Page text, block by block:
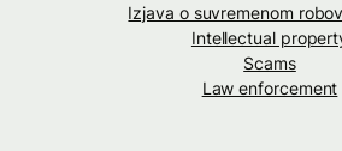
Izjava o suvremenom
Intellectual
Scams
Law enforcement